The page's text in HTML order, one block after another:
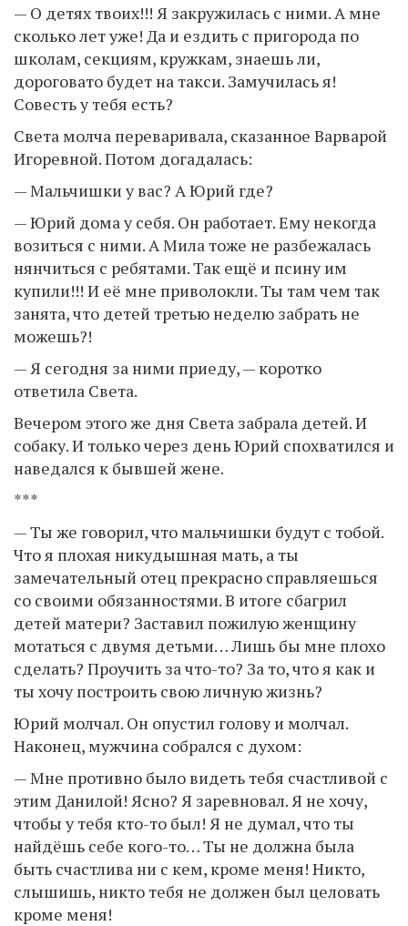
— О детях твоих!!! Я закружилась с ними. А мне
сколько лет уже! Да и ездить с пригорода по
школам, секциям, кружкам, знаешь ли,
дороговато будет на такси. Замучилась я!
Совесть у тебя есть?
Света молча переваривала, сказанное Варварой
Игоревной. Потом догадалась:
— Мальчишки у вас? А Юрий где?
— Юрий дома у себя. Он работает. Ему некогда
возиться с ними. А Мила тоже не разбежалась
нянчиться с ребятами. Так ещё и псину им
купили!!! И её мне приволокли. Ты там чем так
занята, что детей третью неделю забрать не
можешь?!
— Я сегодня за ними приеду, — коротко
ответила Света.
Вечером этого же дня Света забрала детей. И
собаку. И только через день Юрий спохватился и
наведался к бывшей жене.
***
— Ты же говорил, что мальчишки будут с тобой.
Что я плохая никудышная мать, а ты
замечательный отец прекрасно справляешься
со своими обязанностями. В итоге сбагрил
детей матери? Заставил пожилую женщину
мотаться с двумя детьми… Лишь бы мне плохо
сделать? Проучить за что-то? За то, что я как и
ты хочу построить свою личную жизнь?
Юрий молчал. Он опустил голову и молчал.
Наконец, мужчина собрался с духом:
— Мне противно было видеть тебя счастливой с
этим Данилой! Ясно? Я заревновал. Я не хочу,
чтобы у тебя кто-то был! Я не думал, что ты
найдёшь себе кого-то… Ты не должна была
быть счастлива ни с кем, кроме меня! Никто,
слышишь, никто тебя не должен был целовать
кроме меня!